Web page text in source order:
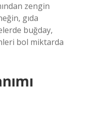
zengin
gıda
buğday,
bol miktarda